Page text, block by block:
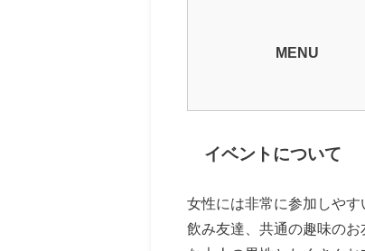
MENU
イベントについて
女性には非常に参加しや
飲み友達、共通の趣味の